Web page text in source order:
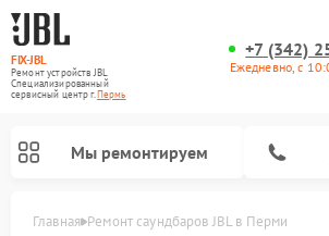
FIX-JBL
Ремонт устройств JBL
Специализированный
cервисный центр г.Пермь
+7 (342)
Ежедневно, с
Мы ремонтируем
Главная Ремонт саундбаров JBL в Перми